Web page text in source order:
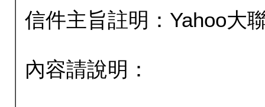
信件主旨註明：Yahoo大
內容請說明：